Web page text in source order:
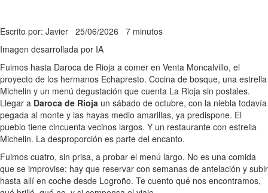
Escrito por: Javier 25/06/2026 7 minutos
Imagen desarrollada por IA
Fuimos hasta Daroca de Rioja a comer en Venta Moncalvillo, el
proyecto de los hermanos Echapresto. Cocina de bosque, una estrella
Michelin y un menú degustación que cuenta La Rioja sin postales.
Llegar a Daroca de Rioja un sábado de octubre, con la niebla todavía
pegada al monte y las hayas medio amarillas, ya predispone. El
pueblo tiene cincuenta vecinos largos. Y un restaurante con estrella
Michelin. La desproporción es parte del encanto.
Fuimos cuatro, sin prisa, a probar el menú largo. No es una comida
que se improvise: hay que reservar con semanas de antelación y subir
hasta allí en coche desde Logroño. Te cuento qué nos encontramos,